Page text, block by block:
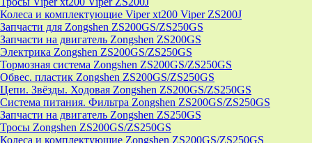
Колеса и комплектующие Viper xt200 Viper ZS200J
Запчасти для Zongshen ZS200GS/ZS250GS
Запчасти на двигатель Zongshen ZS200GS
Электрика Zongshen ZS200GS/ZS250GS
Тормозная система Zongshen ZS200GS/ZS250GS
Обвес. пластик Zongshen ZS200GS/ZS250GS
Цепи. Звёзды. Ходовая Zongshen ZS200GS/ZS250GS
Система питания. Фильтра Zongshen ZS200GS/ZS250GS
Запчасти на двигатель Zongshen ZS250GS
Тросы Zongshen ZS200GS/ZS250GS
Колеса и комплектующие Zongshen ZS200GS/ZS250GS